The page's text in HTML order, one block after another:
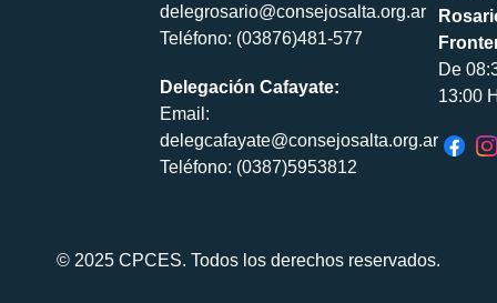
delegrosario@consejosalta.org.ar
Teléfono: (03876)481-577
Delegación Cafayate:
Email:
delegcafayate@consejosalta.org.ar
Teléfono: (0387)5953812
De
13:00
© 2025 CPCES. Todos los derechos reservados.